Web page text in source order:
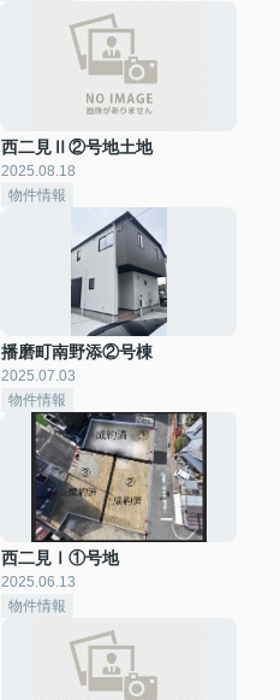
西二見Ⅱ②号地土地
2025.08.18
物件情報
播磨町南野添②号棟
2025.07.03
物件情報
西二見Ⅰ①号地
2025.06.13
物件情報